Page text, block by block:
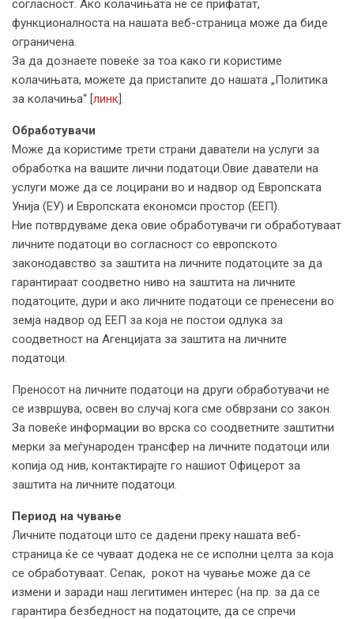
согласност. Ако колачињата не се прифатат,
функционалноста на нашата веб-страница може да биде
ограничена.
За да дознаете повеќе за тоа како ги користиме
колачињата, можете да пристапите до нашата „Политика
за колачиња“ [линк].
Обработувачи
Може да користиме трети страни даватели на услуги за
обработка на вашите лични податоци.Овие даватели на
услуги може да се лоцирани во и надвор од Европската
Унија (ЕУ) и Европската економси простор (ЕЕП).
Ние потврдуваме дека овие обработувачи ги обработуваат
личните податоци во согласност со европското
законодавство за заштита на личните податоците за да
гарантираат соодветно ниво на заштита на личните
податоците, дури и ако личните податоци се пренесени во
земја надвор од ЕЕП за која не постои одлука за
соодветност на Агенцијата за заштита на личните
податоци.
Преносот на личните податоци на други обработувачи не
се извршува, освен во случај кога сме обврзани со закон.
За повеќе информации во врска со соодветните заштитни
мерки за меѓународен трансфер на личните податоци или
копија од нив, контактирајте го нашиот Офицерот за
заштита на личните податоци.
Период на чување
Личните податоци што се дадени преку нашата веб-
страница ќе се чуваат додека не се исполни целта за која
се обработуваат. Сепак, рокот на чување може да се
измени и заради наш легитимен интерес (на пр. за да се
гарантира безбедност на податоците, да се спречи